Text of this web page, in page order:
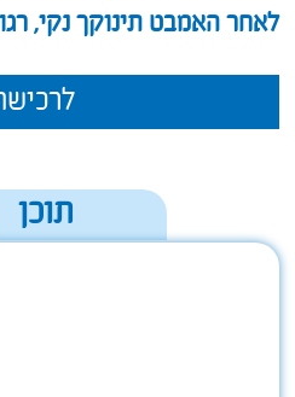
לאחר האמבט תינוקך נקי,
תוכן